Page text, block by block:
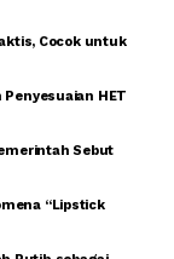
Cocok untuk
HET
Sebut
“Lipstick